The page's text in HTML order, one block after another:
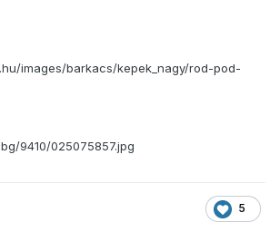
images/barkacs/kepek_nagy/rod-pod-
9410/025075857.jpg
5